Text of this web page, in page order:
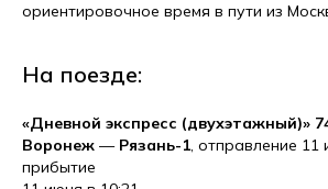
ориентировочное время в пути из
На поезде:
«Дневной экспресс (двухэтажный)»
Воронеж — Рязань-1, отправление 11
прибытие